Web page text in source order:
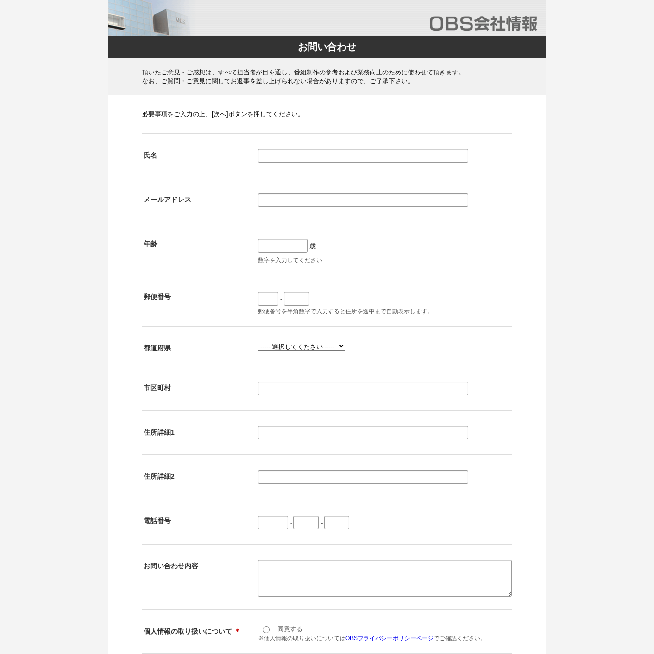
お問い合わせ
頂いたご意見・ご感想は、すべて担当者が目を通し、番組制作の参考および業務向上のために使わせて頂きます。
なお、ご質問・ご意見に関してお返事を差し上げられない場合がありますので、ご了承下さい。
必要事項をご入力の上、[次へ]ボタンを押してください。
氏名
メールアドレス
年齢 歳
数字を入力してください
郵便番号 -
郵便番号を半角数字で入力すると住所を途中まで自動表示します。
都道府県
市区町村
住所詳細1
住所詳細2
電話番号 - -
お問い合わせ内容
個人情報の取り扱いについて ＊ 同意する
※個人情報の取り扱いについてはOBSプライバシーポリシーページでご確認ください。